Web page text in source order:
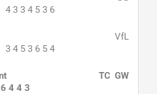
3 4 5 3 6
VfL
5 3 6 5 4
TC GW
4 4 3